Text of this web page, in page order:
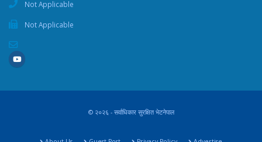
Not Applicable
Not Applicable
© २०२६ - सर्वाधिकार सुरक्षित भेटनेपाल